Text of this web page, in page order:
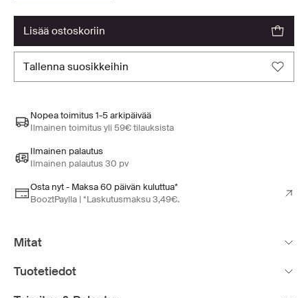
lisää ostoskoriin
tallenna suosikkeihin
Nopea toimitus 1-5 arkipäivää
Ilmainen toimitus yli 59€ tilauksista
Ilmainen palautus
Ilmainen palautus 30 pv
Osta nyt - Maksa 60 päivän kuluttua*
BooztPaylla | *Laskutusmaksu 3,49€.
Mitat
Tuotetiedot